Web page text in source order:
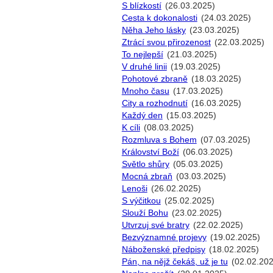
S blízkostí (26.03.2025)
Cesta k dokonalosti (24.03.2025)
Něha Jeho lásky (23.03.2025)
Ztrácí svou přirozenost (22.03.2025)
To nejlepší (21.03.2025)
V druhé linii (19.03.2025)
Pohotové zbraně (18.03.2025)
Mnoho času (17.03.2025)
City a rozhodnutí (16.03.2025)
Každý den (15.03.2025)
K cíli (08.03.2025)
Rozmluva s Bohem (07.03.2025)
Království Boží (06.03.2025)
Světlo shůry (05.03.2025)
Mocná zbraň (03.03.2025)
Lenoši (26.02.2025)
S výčitkou (25.02.2025)
Slouží Bohu (23.02.2025)
Utvrzuj své bratry (22.02.2025)
Bezvýznamné projevy (19.02.2025)
Náboženské předpisy (18.02.2025)
Pán, na nějž čekáš, už je tu